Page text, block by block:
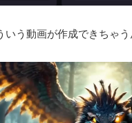
いう動画が作成できちゃう